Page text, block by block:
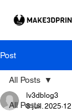
Post
All Posts
All Posts
lv3dblog3
8 juil. 2025